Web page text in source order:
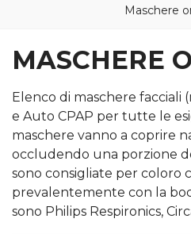
Maschere
MASCHERE
Elenco di maschere facciali
e Auto CPAP per tutte le
maschere vanno a coprire
occludendo una porzione
sono consigliate per coloro
prevalentemente con la
sono Philips Respironics,